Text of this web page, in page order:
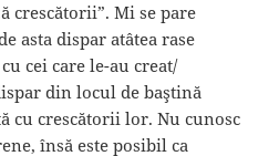
crescătorii”. Mi se pare
asta dispar atâtea rase
cei care le-au creat/
din locul de baştină
cu crescătorii lor. Nu cunosc
însă este posibil ca